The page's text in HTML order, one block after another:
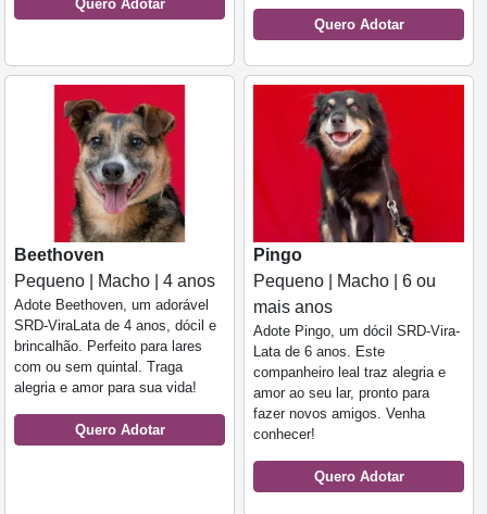
Quero Adotar
Quero Adotar
Beethoven
Pequeno | Macho | 4 anos
Adote Beethoven, um adorável
SRD-ViraLata de 4 anos, dócil e
brincalhão. Perfeito para lares
com ou sem quintal. Traga
alegria e amor para sua vida!
Quero Adotar
Pingo
Pequeno | Macho | 6 ou
mais anos
Adote Pingo, um dócil SRD-Vira-
Lata de 6 anos. Este
companheiro leal traz alegria e
amor ao seu lar, pronto para
fazer novos amigos. Venha
conhecer!
Quero Adotar